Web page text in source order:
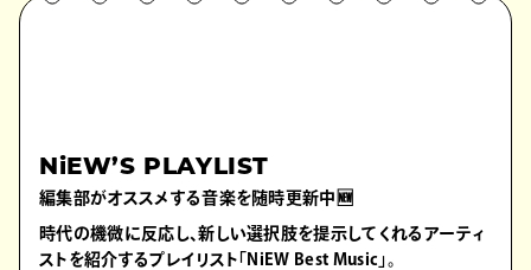
NiEW’S PLAYLIST
編集部がオススメする音楽を随時更新中🆕
時代の機微に反応し、新しい選択肢を提示してくれるアーティ
ストを紹介するプレイリスト「NiEW Best Music」。